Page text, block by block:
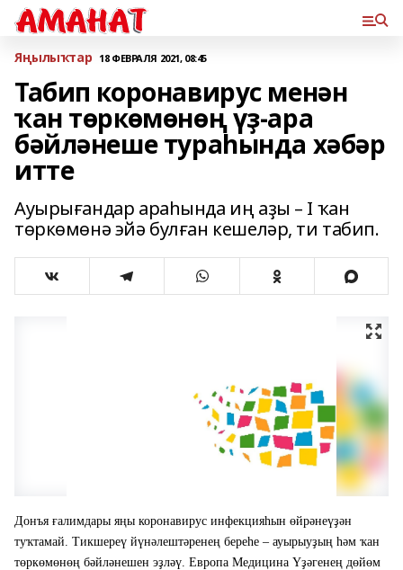
Яңылыҡтар 18 ФЕВРАЛЯ 2021, 08:45
Табип коронавирус менән
ҡан төркөмөнөң үҙ-ара
бәйләнеше тураһында хәбәр
итте
Ауырығандар араһында иң аҙы – I ҡан
төркөмөнә эйә булған кешеләр, ти табип.
Донъя ғалимдары яңы коронавирус инфекцияһын өйрәнеүҙән
туҡтамай. Тикшереү йүнәлештәренең береһе – ауырыуҙың һәм ҡан
төркөмөнөң бәйләнешен эҙләү. Европа Медицина Үҙәгенең дөйөм